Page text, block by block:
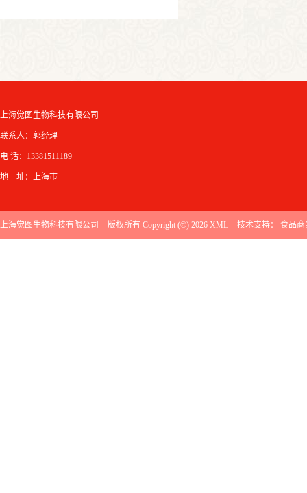
上海觉图生物科技有限公司
联系人：郭经理
电 话：13381511189
地 址：上海市
上海觉图生物科技有限公司 版权所有 Copyright (©) 2026 XML 技术支持： 食品商